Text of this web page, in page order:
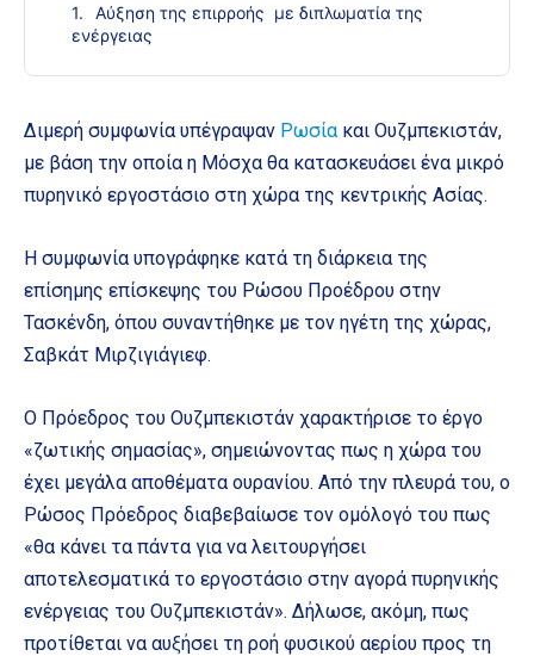
Αύξηση της επιρροής με διπλωματία της
ενέργειας
Διμερή συμφωνία υπέγραψαν Ρωσία και Ουζμπεκιστάν,
με βάση την οποία η Μόσχα θα κατασκευάσει ένα μικρό
πυρηνικό εργοστάσιο στη χώρα της κεντρικής Ασίας.
Η συμφωνία υπογράφηκε κατά τη διάρκεια της
επίσημης επίσκεψης του Ρώσου Προέδρου στην
Τασκένδη, όπου συναντήθηκε με τον ηγέτη της χώρας,
Σαβκάτ Μιρζιγιάγιεφ.
Ο Πρόεδρος του Ουζμπεκιστάν χαρακτήρισε το έργο
«ζωτικής σημασίας», σημειώνοντας πως η χώρα του
έχει μεγάλα αποθέματα ουρανίου. Από την πλευρά του, ο
Ρώσος Πρόεδρος διαβεβαίωσε τον ομόλογό του πως
«θα κάνει τα πάντα για να λειτουργήσει
αποτελεσματικά το εργοστάσιο στην αγορά πυρηνικής
ενέργειας του Ουζμπεκιστάν». Δήλωσε, ακόμη, πως
προτίθεται να αυξήσει τη ροή φυσικού αερίου προς τη